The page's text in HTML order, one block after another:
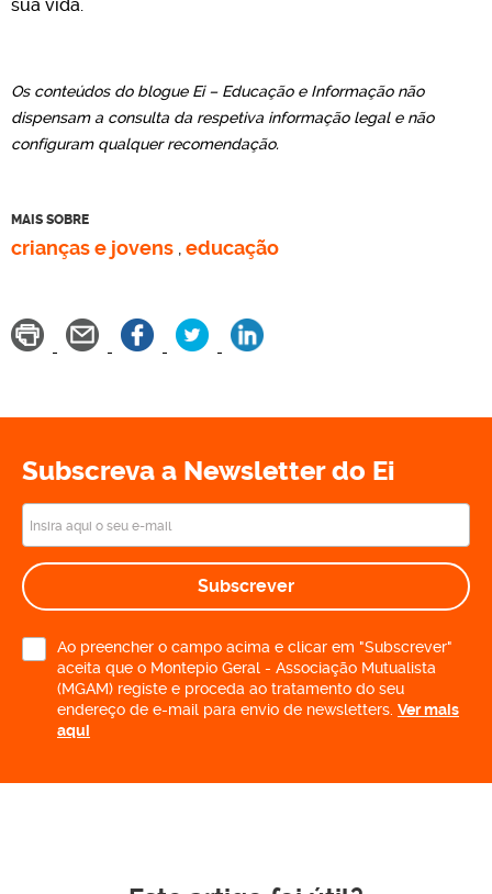
sua vida.
Os conteúdos do blogue Ei – Educação e Informação não
dispensam a consulta da respetiva informação legal e não
configuram qualquer recomendação.
MAIS SOBRE
crianças e jovens , educação
Subscreva a Newsletter do Ei
Subscrever
Ao preencher o campo acima e clicar em "Subscrever"
aceita que o Montepio Geral - Associação Mutualista
(MGAM) registe e proceda ao tratamento do seu
endereço de e-mail para envio de newsletters. Ver mais
aqui